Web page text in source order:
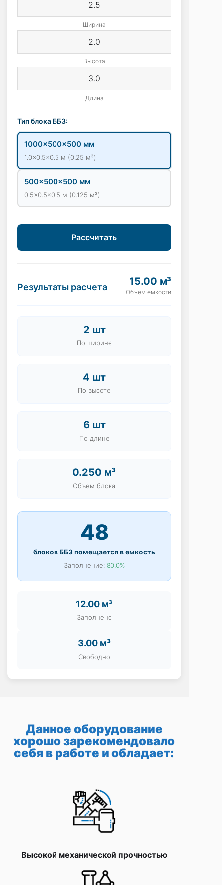
Ширина
Высота
Длина
Тип блока ББЗ:
1000×500×500 мм
1.0×0.5×0.5 м (0.25 м³)
500×500×500 мм
0.5×0.5×0.5 м (0.125 м³)
Рассчитать
Результаты расчета 15.00 м³
Объем емкости
2 шт
По ширине
4 шт
По высоте
6 шт
По длине
0.250 м³
Объем блока
48
блоков ББЗ помещается в емкость
Заполнение: 80.0%
12.00 м³
Заполнено
3.00 м³
Свободно
Данное оборудование
хорошо зарекомендовало
себя в работе и обладает:
Высокой механической прочностью